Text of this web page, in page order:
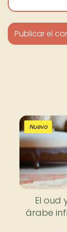
Nuevo
El oud
árabe